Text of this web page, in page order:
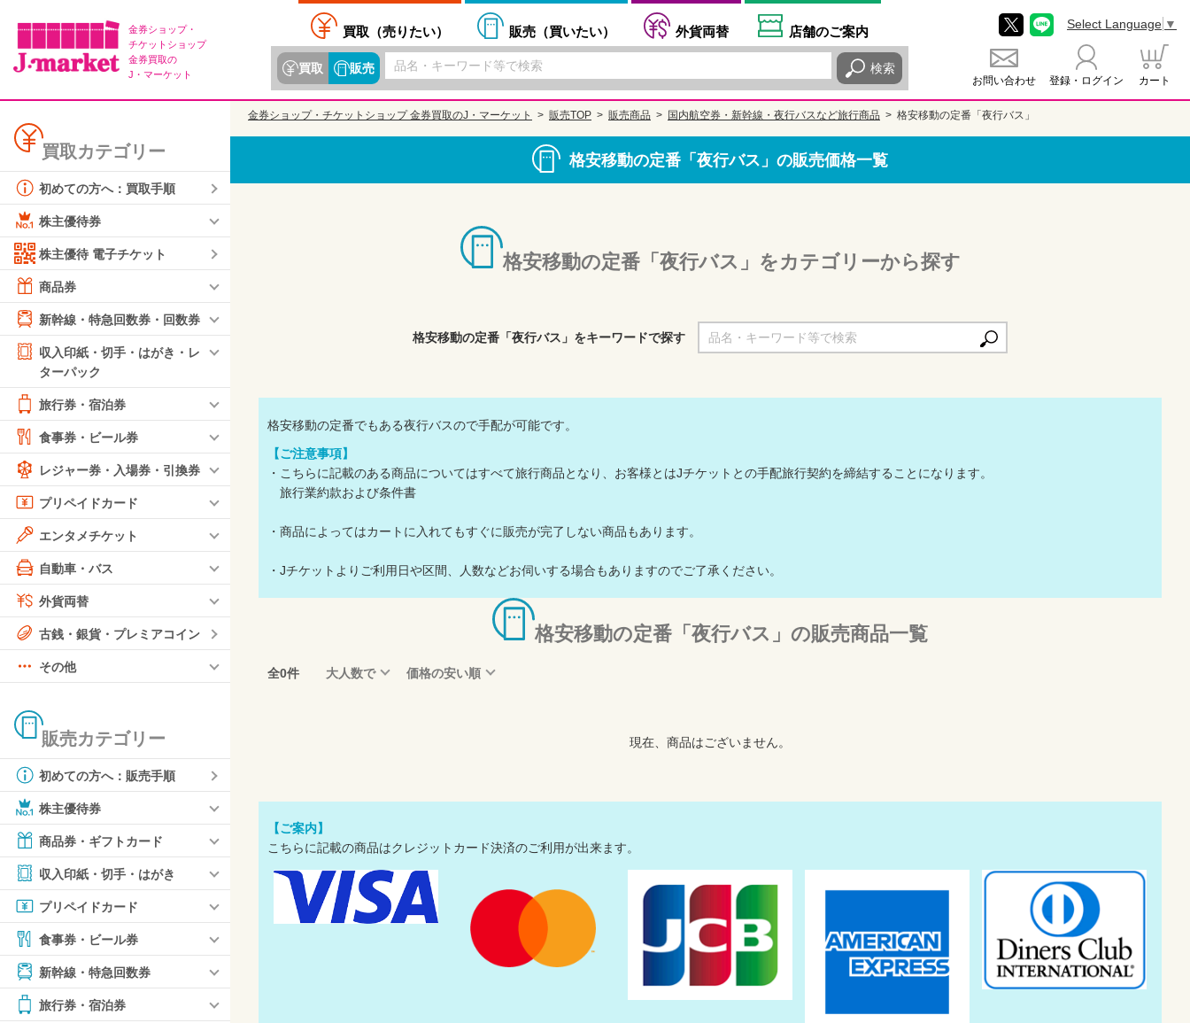
金券ショップ・
チケットショップ
金券買取の
J・マーケット
買取（売りたい） 販売（買いたい） 外貨両替 店舗のご案内
買取 販売 検索
お問い合わせ 登録・ログイン カート
Select Language ▼
買取カテゴリー
初めての方へ：買取手順
株主優待券
株主優待 電子チケット
商品券
新幹線・特急回数券・回数券
収入印紙・切手・はがき・レ
ターパック
旅行券・宿泊券
食事券・ビール券
レジャー券・入場券・引換券
プリペイドカード
エンタメチケット
自動車・バス
外貨両替
古銭・銀貨・プレミアコイン
その他
販売カテゴリー
初めての方へ：販売手順
株主優待券
商品券・ギフトカード
収入印紙・切手・はがき
プリペイドカード
食事券・ビール券
新幹線・特急回数券
旅行券・宿泊券
金券ショップ・チケットショップ 金券買取のJ・マーケット 販売TOP 販売商品 国内航空券・新幹線・夜行バスなど旅行商品 格安移動の定番「夜行バス」
格安移動の定番「夜行バス」の販売価格一覧
格安移動の定番「夜行バス」をカテゴリーから探す
格安移動の定番「夜行バス」をキーワードで探す
格安移動の定番でもある夜行バスので手配が可能です。
【ご注意事項】
・こちらに記載のある商品についてはすべて旅行商品となり、お客様とはJチケットとの手配旅行契約を締結することになります。
旅行業約款および条件書
・商品によってはカートに入れてもすぐに販売が完了しない商品もあります。
・Jチケットよりご利用日や区間、人数などお伺いする場合もありますのでご了承ください。
格安移動の定番「夜行バス」の販売商品一覧
全0件 大人数で 価格の安い順
現在、商品はございません。
【ご案内】
こちらに記載の商品はクレジットカード決済のご利用が出来ます。